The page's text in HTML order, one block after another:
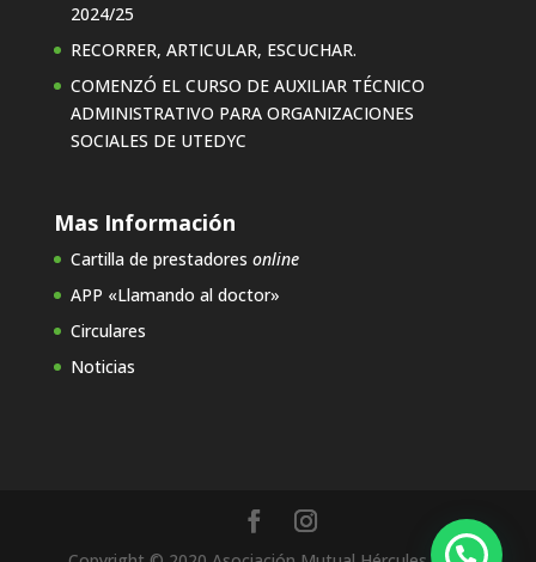
2024/25
RECORRER, ARTICULAR, ESCUCHAR.
COMENZÓ EL CURSO DE AUXILIAR TÉCNICO
ADMINISTRATIVO PARA ORGANIZACIONES
SOCIALES DE UTEDYC
Mas Información
Cartilla de prestadores online
APP «Llamando al doctor»
Circulares
Noticias